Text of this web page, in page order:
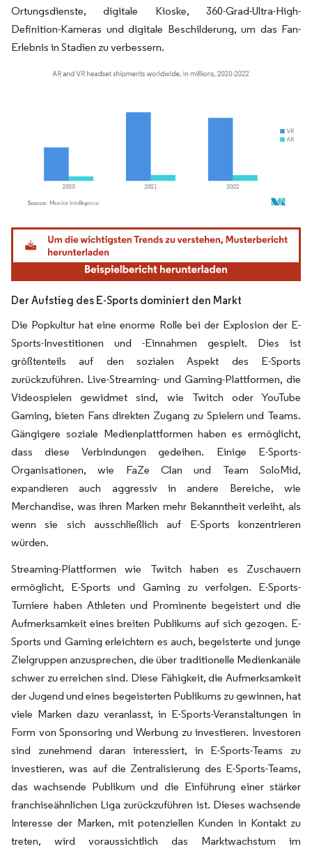
Ortungsdienste, digitale Kioske, 360-Grad-Ultra-High-
Definition-Kameras und digitale Beschilderung, um das Fan-
Erlebnis in Stadien zu verbessern.
Bild © Mordor Intelligence. Wiederverwendung erfordert Namensnennung gemäß
Der Aufstieg des E-Sports dominiert den Markt
Die Popkultur hat eine enorme Rolle bei der Explosion der E-
Sports-Investitionen und -Einnahmen gespielt. Dies ist
größtenteils auf den sozialen Aspekt des E-Sports
zurückzuführen. Live-Streaming- und Gaming-Plattformen, die
Videospielen gewidmet sind, wie Twitch oder YouTube
Gaming, bieten Fans direkten Zugang zu Spielern und Teams.
Gängigere soziale Medienplattformen haben es ermöglicht,
dass diese Verbindungen gedeihen. Einige E-Sports-
Organisationen, wie FaZe Clan und Team SoloMid,
expandieren auch aggressiv in andere Bereiche, wie
Merchandise, was ihren Marken mehr Bekanntheit verleiht, als
wenn sie sich ausschließlich auf E-Sports konzentrieren
würden.
Streaming-Plattformen wie Twitch haben es Zuschauern
ermöglicht, E-Sports und Gaming zu verfolgen. E-Sports-
Turniere haben Athleten und Prominente begeistert und die
Aufmerksamkeit eines breiten Publikums auf sich gezogen. E-
Sports und Gaming erleichtern es auch, begeisterte und junge
Zielgruppen anzusprechen, die über traditionelle Medienkanäle
schwer zu erreichen sind. Diese Fähigkeit, die Aufmerksamkeit
der Jugend und eines begeisterten Publikums zu gewinnen, hat
viele Marken dazu veranlasst, in E-Sports-Veranstaltungen in
Form von Sponsoring und Werbung zu investieren. Investoren
sind zunehmend daran interessiert, in E-Sports-Teams zu
investieren, was auf die Zentralisierung des E-Sports-Teams,
das wachsende Publikum und die Einführung einer stärker
franchiseähnlichen Liga zurückzuführen ist. Dieses wachsende
Interesse der Marken, mit potenziellen Kunden in Kontakt zu
treten, wird voraussichtlich das Marktwachstum im